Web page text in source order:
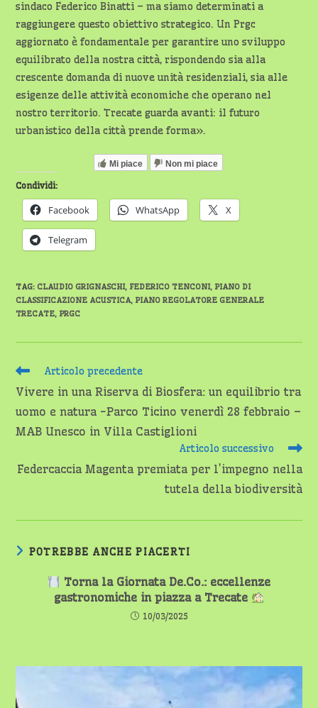
sindaco Federico Binatti – ma siamo determinati a
raggiungere questo obiettivo strategico. Un Prgc
aggiornato è fondamentale per garantire uno sviluppo
equilibrato della nostra città, rispondendo sia alla
crescente domanda di nuove unità residenziali, sia alle
esigenze delle attività economiche che operano nel
nostro territorio. Trecate guarda avanti: il futuro
urbanistico della città prende forma».
Mi piace Non mi piace
Condividi:
Facebook WhatsApp X
Telegram
TAG: CLAUDIO GRIGNASCHI, FEDERICO TENCONI, PIANO DI
CLASSIFICAZIONE ACUSTICA, PIANO REGOLATORE GENERALE
TRECATE, PRGC
Leggi
articoli
Articolo precedente
Vivere in una Riserva di Biosfera: un equilibrio tra
uomo e natura -Parco Ticino venerdì 28 febbraio –
MAB Unesco in Villa Castiglioni
Articolo successivo
Federcaccia Magenta premiata per l’impegno nella
tutela della biodiversità
POTREBBE ANCHE PIACERTI
Torna la Giornata De.Co.: eccellenze
gastronomiche in piazza a Trecate
10/03/2025